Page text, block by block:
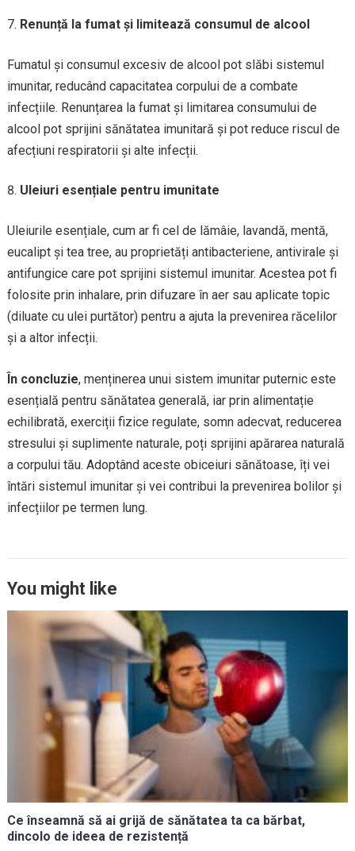
Renunță la fumat și limitează consumul de alcool
Fumatul și consumul excesiv de alcool pot slăbi sistemul
imunitar, reducând capacitatea corpului de a combate
infecțiile. Renunțarea la fumat și limitarea consumului de
alcool pot sprijini sănătatea imunitară și pot reduce riscul de
afecțiuni respiratorii și alte infecții.
Uleiuri esențiale pentru imunitate
Uleiurile esențiale, cum ar fi cel de lămâie, lavandă, mentă,
eucalipt și tea tree, au proprietăți antibacteriene, antivirale și
antifungice care pot sprijini sistemul imunitar. Acestea pot fi
folosite prin inhalare, prin difuzare în aer sau aplicate topic
(diluate cu ulei purtător) pentru a ajuta la prevenirea răcelilor
și a altor infecții.
În concluzie, menținerea unui sistem imunitar puternic este
esențială pentru sănătatea generală, iar prin alimentație
echilibrată, exerciții fizice regulate, somn adecvat, reducerea
stresului și suplimente naturale, poți sprijini apărarea naturală
a corpului tău. Adoptând aceste obiceiuri sănătoase, îți vei
întări sistemul imunitar și vei contribui la prevenirea bolilor și
infecțiilor pe termen lung.
You might like
Ce înseamnă să ai grijă de sănătatea ta ca bărbat,
dincolo de ideea de rezistență